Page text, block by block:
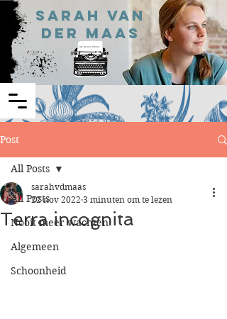
Sarah van
der Maas
Post
All Posts
Nooit meer wachten
Algemeen
Schoonheid
All Posts
Terra incognita
sarahvdmaas
22 nov 2022 3 minuten om te lezen